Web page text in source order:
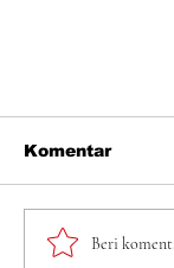
Kawal
Komentar
Beri